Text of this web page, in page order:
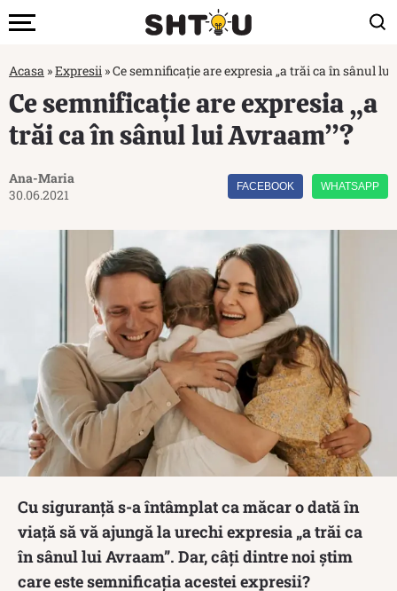
Acasa »Expresii »Ce semnificație are expresia „a trăi ca în sânul lui
Ce semnificație are expresia „a
trăi ca în sânul lui Avraam”?
Ana-Maria
30.06.2021
FACEBOOK WHATSAPP
Cu siguranță s-a întâmplat ca măcar o dată în
viață să vă ajungă la urechi expresia „a trăi ca
în sânul lui Avraam”. Dar, câți dintre noi știm
care este semnificația acestei expresii?